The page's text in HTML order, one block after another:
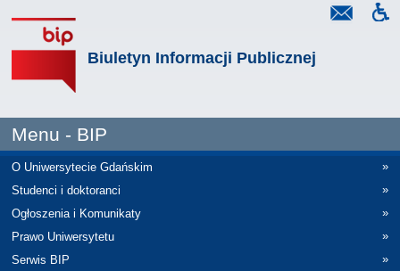
Biuletyn Informacji Publicznej
Menu - BIP
O Uniwersytecie Gdańskim
»
Studenci i doktoranci
»
Ogłoszenia i Komunikaty
»
Prawo Uniwersytetu
»
Serwis BIP
»